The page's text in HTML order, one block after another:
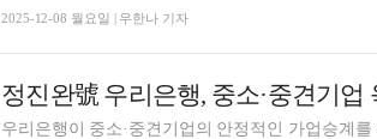
2025-12-08 월요일 | 우한나 기자
우리은행이 중소·중견기업의 안정적인 가업승계